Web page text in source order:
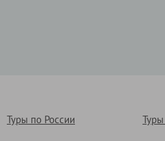
Туры по России